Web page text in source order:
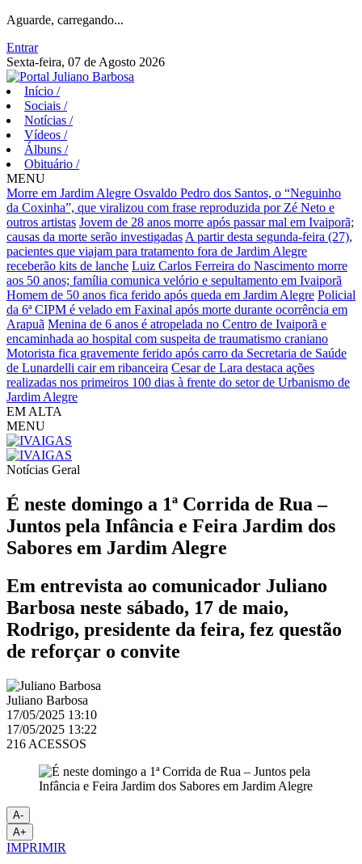
Aguarde, carregando...
Entrar
Sexta-feira, 07 de Agosto 2026
Início /
Sociais /
Notícias /
Vídeos /
Álbuns /
Obituário /
MENU
Morre em Jardim Alegre Osvaldo Pedro dos Santos, o “Neguinho
da Coxinha”, que viralizou com frase reproduzida por Zé Neto e
outros artistas Jovem de 28 anos morre após passar mal em Ivaiporã;
causas da morte serão investigadas A partir desta segunda-feira (27),
pacientes que viajam para tratamento fora de Jardim Alegre
receberão kits de lanche Luiz Carlos Ferreira do Nascimento morre
aos 50 anos; família comunica velório e sepultamento em Ivaiporã
Homem de 50 anos fica ferido após queda em Jardim Alegre Policial
da 6ª CIPM é velado em Faxinal após morte durante ocorrência em
Arapuã Menina de 6 anos é atropelada no Centro de Ivaiporã e
encaminhada ao hospital com suspeita de traumatismo craniano
Motorista fica gravemente ferido após carro da Secretaria de Saúde
de Lunardelli cair em ribanceira Cesar de Lara destaca ações
realizadas nos primeiros 100 dias à frente do setor de Urbanismo de
Jardim Alegre
EM ALTA
MENU
Notícias Geral
É neste domingo a 1ª Corrida de Rua –
Juntos pela Infância e Feira Jardim dos
Sabores em Jardim Alegre
Em entrevista ao comunicador Juliano
Barbosa neste sábado, 17 de maio,
Rodrigo, presidente da feira, fez questão
de reforçar o convite
Juliano Barbosa
17/05/2025 13:10
17/05/2025 13:22
216 ACESSOS
A-
A+
IMPRIMIR